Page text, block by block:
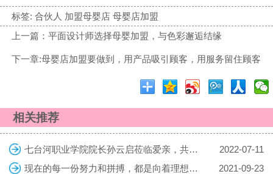
标签: 合伙人 加盟母婴店 母婴店加盟
上一篇：平面设计师选择母婴加盟，与色彩邂逅结缘
下一章:母婴店加盟要做到，用产品吸引顾客，用服务留住顾客
相关推荐
七台河职业学院院长孙云启莅临爱亲，共探校企合作共育复合型人才
2022-07-11
现在的每一份努力和拼搏，都是向着理想的生活迈进，勇敢向前吧！
2021-09-23